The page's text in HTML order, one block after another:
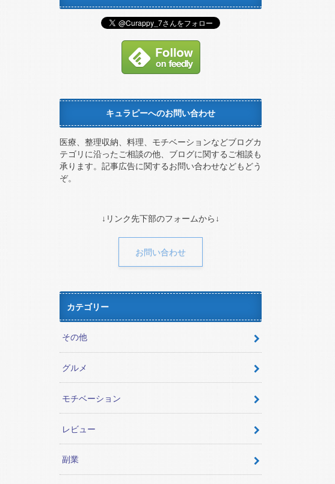
キュラピーへのお問い合わせ
医療、整理収納、料理、モチベーションなどブログカ
テゴリに沿ったご相談の他、ブログに関するご相談も
承ります。記事広告に関するお問い合わせなどもどう
ぞ。
↓リンク先下部のフォームから↓
お問い合わせ
カテゴリー
その他
グルメ
モチベーション
レビュー
副業